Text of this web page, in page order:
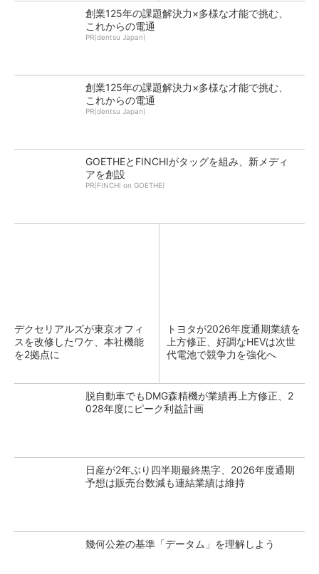
創業125年の課題解決力×多様な才能で挑む、
これからの電通
PR(dentsu Japan)
創業125年の課題解決力×多様な才能で挑む、
これからの電通
PR(dentsu Japan)
GOETHEとFINCHIがタッグを組み、新メディ
アを創設
PR(FINCHI on GOETHE)
デクセリアルズが東京オフィ
スを改修したワケ、本社機能
を2拠点に
トヨタが2026年度通期業績を
上方修正、好調なHEVは次世
代電池で競争力を強化へ
脱自動車でもDMG森精機が業績再上方修正、2
028年度にピーク利益計画
日産が2年ぶり四半期最終黒字、2026年度通期
予想は販売台数減も連結業績は維持
幾何公差の基準「データム」を理解しよう